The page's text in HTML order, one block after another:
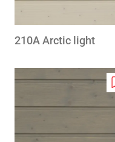
210A Arctic light